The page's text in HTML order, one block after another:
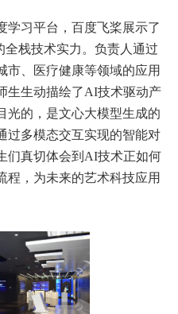
学习平台，百度飞桨展示了
全栈技术实力。负责人通过
市、医疗健康等领域的应用
生生动描绘了AI技术驱动产
光的，是文心大模型生成的
过多模态交互实现的智能对
们真切体会到 AI技术正如何
程，为未来的艺术科技应用